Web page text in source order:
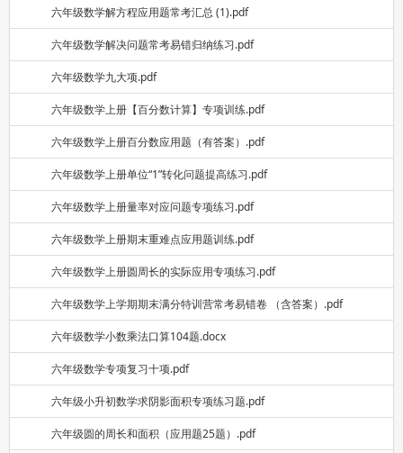
六年级数学解方程应用题常考汇总 (1).pdf
六年级数学解决问题常考易错归纳练习.pdf
六年级数学九大项.pdf
六年级数学上册【百分数计算】专项训练.pdf
六年级数学上册百分数应用题（有答案）.pdf
六年级数学上册单位“1”转化问题提高练习.pdf
六年级数学上册量率对应问题专项练习.pdf
六年级数学上册期末重难点应用题训练.pdf
六年级数学上册圆周长的实际应用专项练习.pdf
六年级数学上学期期末满分特训营常考易错卷 （含答案）.pdf
六年级数学小数乘法口算104题.docx
六年级数学专项复习十项.pdf
六年级小升初数学求阴影面积专项练习题.pdf
六年级圆的周长和面积（应用题25题）.pdf